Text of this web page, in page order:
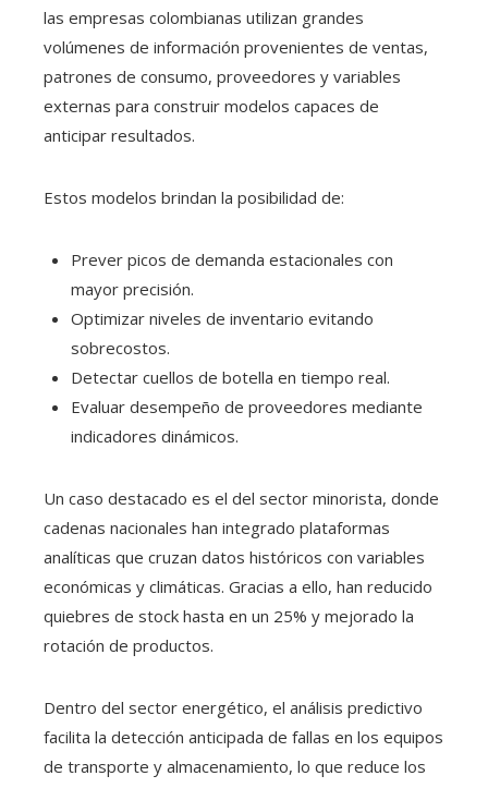
las empresas colombianas utilizan grandes
volúmenes de información provenientes de ventas,
patrones de consumo, proveedores y variables
externas para construir modelos capaces de
anticipar resultados.
Estos modelos brindan la posibilidad de:
Prever picos de demanda estacionales con
mayor precisión.
Optimizar niveles de inventario evitando
sobrecostos.
Detectar cuellos de botella en tiempo real.
Evaluar desempeño de proveedores mediante
indicadores dinámicos.
Un caso destacado es el del sector minorista, donde
cadenas nacionales han integrado plataformas
analíticas que cruzan datos históricos con variables
económicas y climáticas. Gracias a ello, han reducido
quiebres de stock hasta en un 25% y mejorado la
rotación de productos.
Dentro del sector energético, el análisis predictivo
facilita la detección anticipada de fallas en los equipos
de transporte y almacenamiento, lo que reduce los